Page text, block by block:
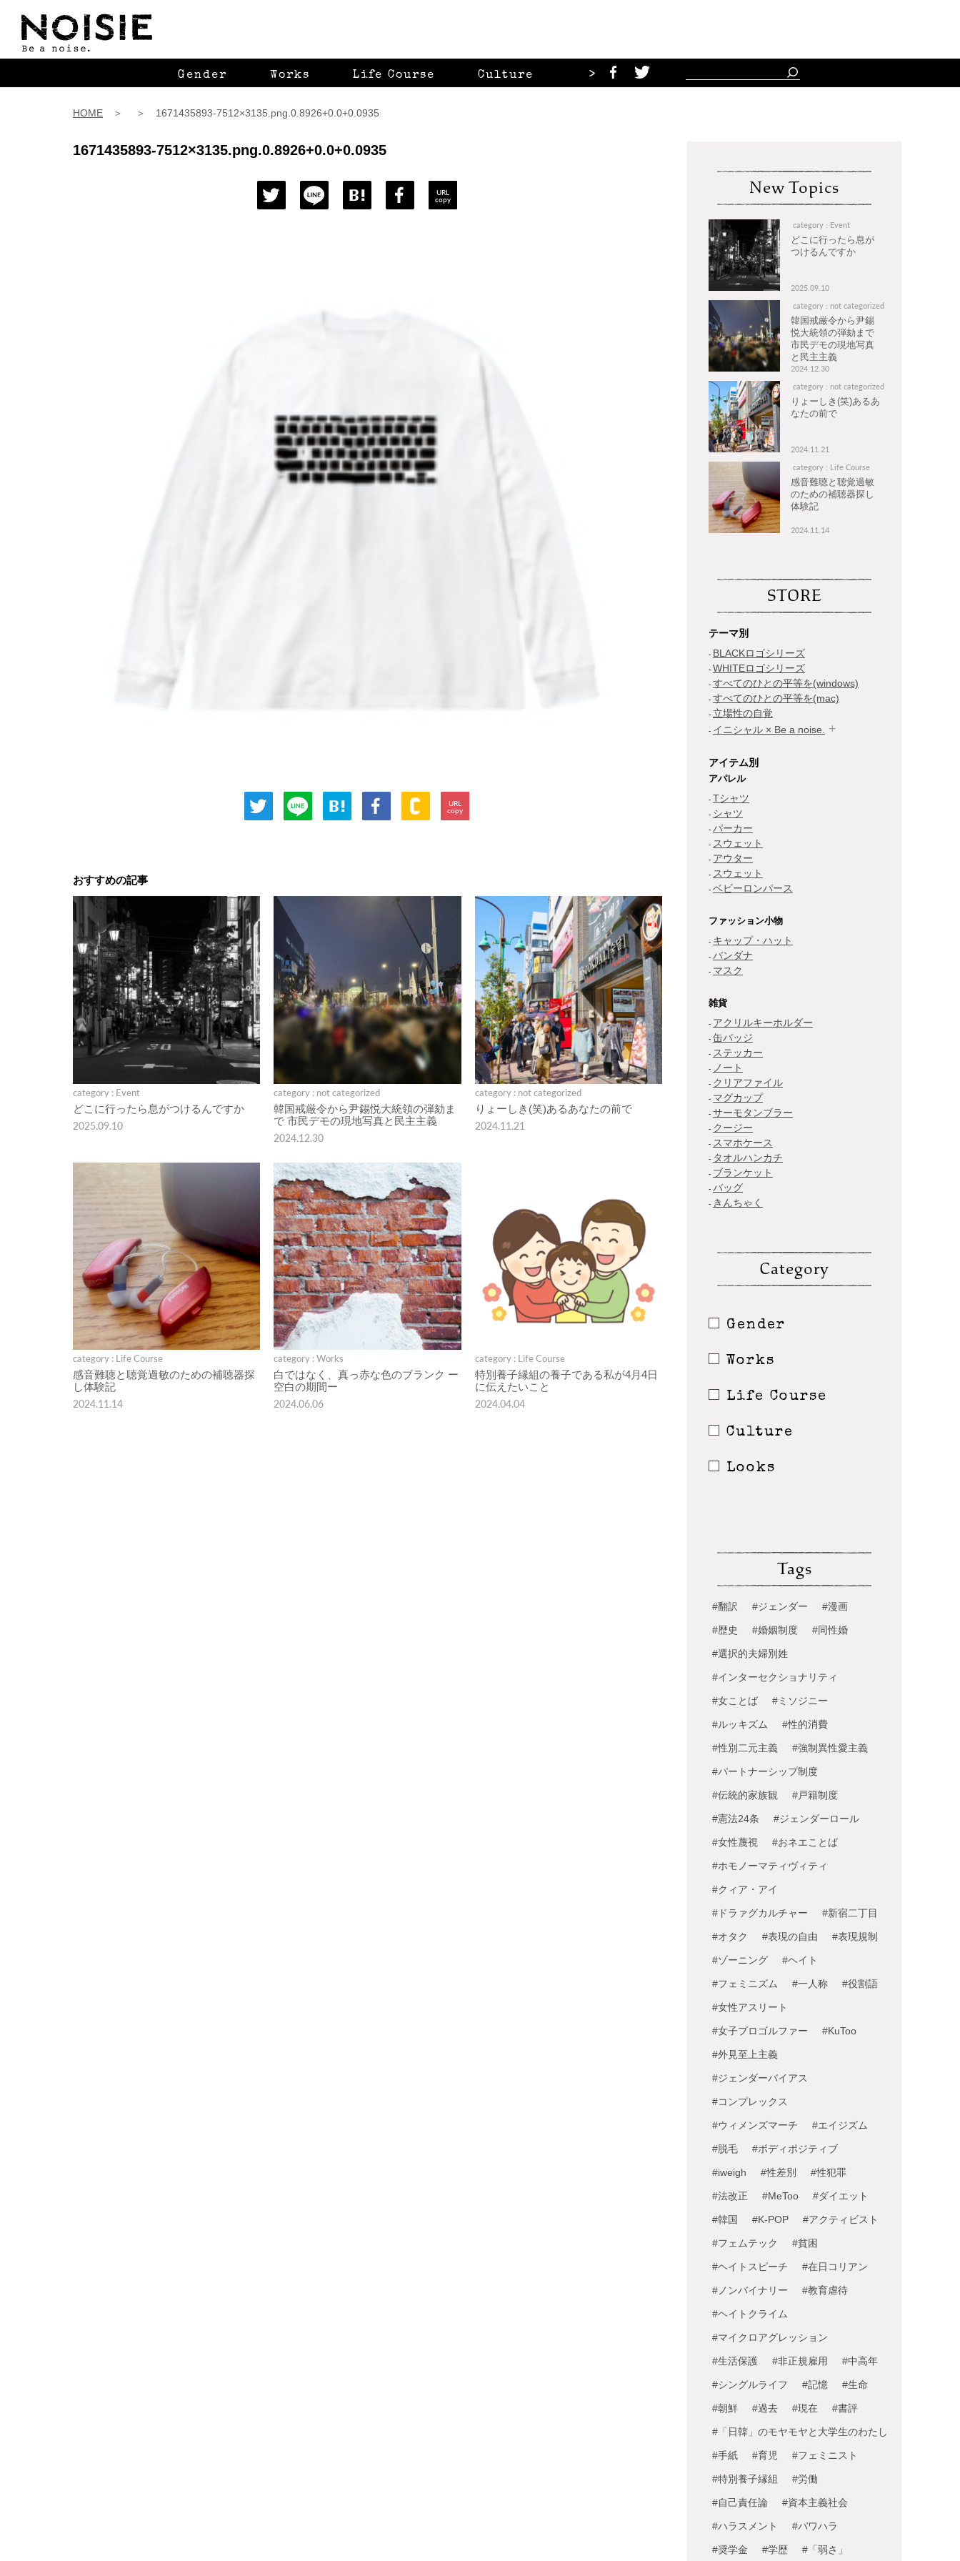
Gender Works Life Course Culture Looks
>
HOME ＞ ＞ 1671435893-7512×3135.png.0.8926+0.0+0.0935
1671435893-7512×3135.png.0.8926+0.0+0.0935
URL
copy
URL
copy
おすすめの記事
category : Event
どこに行ったら息がつけるんですか
2025.09.10
category : not categorized
韓国戒厳令から尹錫悦大統領の弾劾ま
で 市民デモの現地写真と民主主義
2024.12.30
category : not categorized
りょーしき(笑)あるあなたの前で
2024.11.21
category : Life Course
感音難聴と聴覚過敏のための補聴器探
し体験記
2024.11.14
category : Works
白ではなく、真っ赤な色のブランク ー
空白の期間ー
2024.06.06
category : Life Course
特別養子縁組の養子である私が4月4日
に伝えたいこと
2024.04.04
New Topics
category : Event
どこに行ったら息が
つけるんですか
2025.09.10
category : not categorized
韓国戒厳令から尹錫
悦大統領の弾劾まで
市民デモの現地写真
と民主主義
2024.12.30
category : not categorized
りょーしき(笑)あるあ
なたの前で
2024.11.21
category : Life Course
感音難聴と聴覚過敏
のための補聴器探し
体験記
2024.11.14
STORE
テーマ別
BLACKロゴシリーズ
WHITEロゴシリーズ
すべてのひとの平等を(windows)
すべてのひとの平等を(mac)
立場性の自覚
イニシャル × Be a noise.
アイテム別
アパレル
Tシャツ
シャツ
パーカー
スウェット
アウター
スウェット
ベビーロンパース
ファッション小物
キャップ・ハット
バンダナ
マスク
雑貨
アクリルキーホルダー
缶バッジ
ステッカー
ノート
クリアファイル
マグカップ
サーモタンブラー
クージー
スマホケース
タオルハンカチ
ブランケット
バッグ
きんちゃく
Category
Gender
Works
Life Course
Culture
Looks
Tags
#翻訳 #ジェンダー #漫画
#歴史 #婚姻制度 #同性婚
#選択的夫婦別姓
#インターセクショナリティ
#女ことば #ミソジニー
#ルッキズム #性的消費
#性別二元主義 #強制異性愛主義
#パートナーシップ制度
#伝統的家族観 #戸籍制度
#憲法24条 #ジェンダーロール
#女性蔑視 #おネエことば
#ホモノーマティヴィティ
#クィア・アイ
#ドラァグカルチャー #新宿二丁目
#オタク #表現の自由 #表現規制
#ゾーニング #ヘイト
#フェミニズム #一人称 #役割語
#女性アスリート
#女子プロゴルファー #KuToo
#外見至上主義
#ジェンダーバイアス
#コンプレックス
#ウィメンズマーチ #エイジズム
#脱毛 #ボディポジティブ
#iweigh #性差別 #性犯罪
#法改正 #MeToo #ダイエット
#韓国 #K-POP #アクティビスト
#フェムテック #貧困
#ヘイトスピーチ #在日コリアン
#ノンバイナリー #教育虐待
#ヘイトクライム
#マイクロアグレッション
#生活保護 #非正規雇用 #中高年
#シングルライフ #記憶 #生命
#朝鮮 #過去 #現在 #書評
#「日韓」のモヤモヤと大学生のわたし
#手紙 #育児 #フェミニスト
#特別養子縁組 #労働
#自己責任論 #資本主義社会
#ハラスメント #パワハラ
#奨学金 #学歴 #「弱さ」